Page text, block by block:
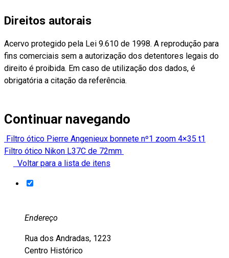
Direitos autorais
Acervo protegido pela Lei 9.610 de 1998. A reprodução para
fins comerciais sem a autorização dos detentores legais do
direito é proibida. Em caso de utilização dos dados, é
obrigatória a citação da referência.
Continuar navegando
Filtro ótico Pierre Angenieux bonnete nº1 zoom 4×35 t1
Filtro ótico Nikon L37C de 72mm
Voltar para a lista de itens
Endereço
Rua dos Andradas, 1223
Centro Histórico